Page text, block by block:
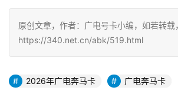
原创文章，作者：广电号卡小编，如若转载
https://340.net.cn/abk/519.html
2026年广电奔马卡 广电奔马卡